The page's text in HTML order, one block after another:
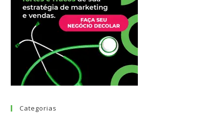
Categorias